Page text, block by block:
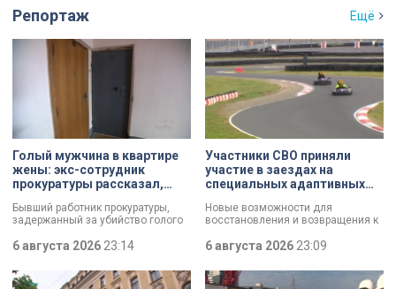
Репортаж Ещё
Голый мужчина в квартире
жены: экс-сотрудник
прокуратуры рассказал,
Бывший работник прокуратуры,
задержанный за убийство голого
которые толкнули его на страшное
вынес мертвеца из дома на улице
Луначарского, выдавая
6 августа 202623:14
Участники СВО приняли
участие в заездах на
специальных адаптивных
Новые возможности для
восстановления и возвращения к
фонда «СВОй дом» в Петербурге
специальной военной операции,
которые сейчас проходят курс
6 августа 202623:09